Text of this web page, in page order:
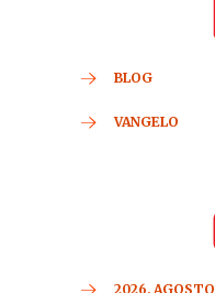
BLOG
VANGELO
2026, AGOSTO